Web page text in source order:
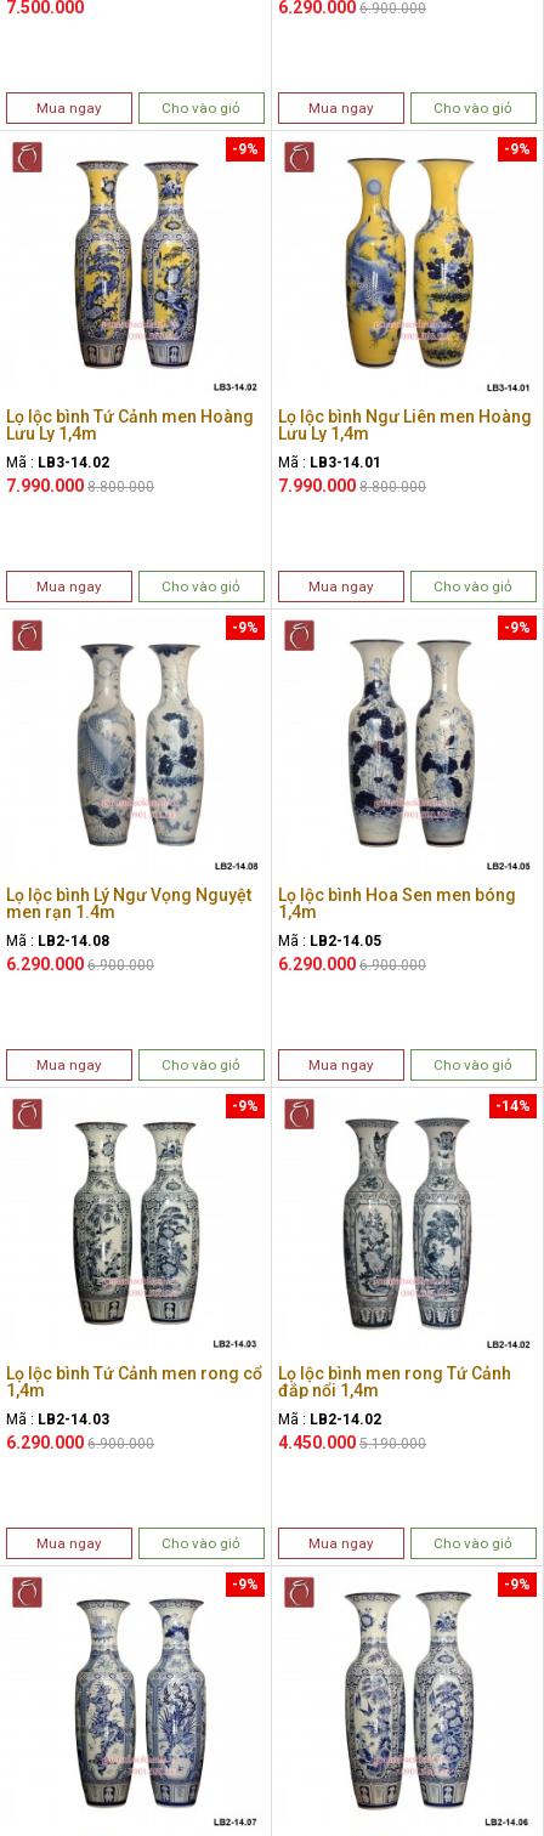
7.500.000
Mua ngay Cho vào giỏ
6.290.000 6.900.000
Mua ngay Cho vào giỏ
Lọ lộc bình Tứ Cảnh men Hoàng
Lưu Ly 1,4m
Mã : LB3-14.02
7.990.000
-9%
8.800.000
Mua ngay Cho vào giỏ
Lọ lộc bình Ngư Liên men Hoàng
Lưu Ly 1,4m
Mã : LB3-14.01
7.990.000
-9%
8.800.000
Mua ngay Cho vào giỏ
Lọ lộc bình Lý Ngư Vọng Nguyệt
men rạn 1.4m
Mã : LB2-14.08
6.290.000
-9%
6.900.000
Mua ngay Cho vào giỏ
Lọ lộc bình Hoa Sen men bóng
1,4m
Mã : LB2-14.05
6.290.000
-9%
6.900.000
Mua ngay Cho vào giỏ
Lọ lộc bình Tứ Cảnh men rong cổ
1,4m
Mã : LB2-14.03
6.290.000
-9%
6.900.000
Mua ngay Cho vào giỏ
Lọ lộc bình men rong Tứ Cảnh
đắp nổi 1,4m
Mã : LB2-14.02
4.450.000
-14%
5.190.000
Mua ngay Cho vào giỏ
-9% -9%